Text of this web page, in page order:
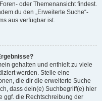
oder Themenansicht findest.
du den „Erweiterte Suche“-
aus verfügbar ist.
gehalten und enthielt zu viele
werden. Stelle eine
die dir die erweiterte Suche
dass dein(e) Suchbegriff(e) hier
ggf. die Rechtschreibung der